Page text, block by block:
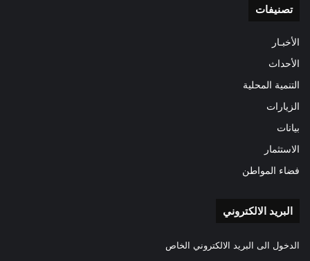
تصنيفات
الأخبـار
الأحداث
التنمية المحلية
الزيارات
بيانات
الاستثمار
فضاء المواطن
البريد الالكتروني
الدخول الى البريد الالكتروني الخاص